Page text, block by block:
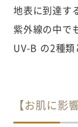
地表に到達す
紫外線の中で
UV-B の2種類
【お肌に影